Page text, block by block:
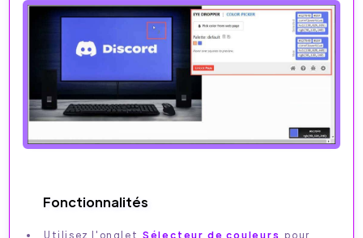
Fonctionnalités
Utilisez l'onglet Sélecteur de couleurs pour